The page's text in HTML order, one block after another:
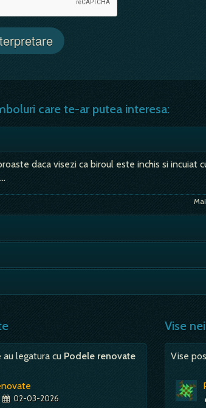
care te-ar putea interesa:
daca visezi ca biroul este inchis si incuiat
profesionale; Ranit, slab - oboseala, probleme…
care o…
suparare; - parere de rau, chiar pierderi; - in
Mai
legatura cu Podele renovate
02-03-2026
Vise
Vise